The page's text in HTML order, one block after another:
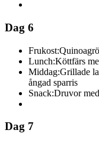
Dag 6
Frukost:
Lunch:Köttfärs
Middag:Grillade
ångad sparris
Snack:Druvor
Dag 7